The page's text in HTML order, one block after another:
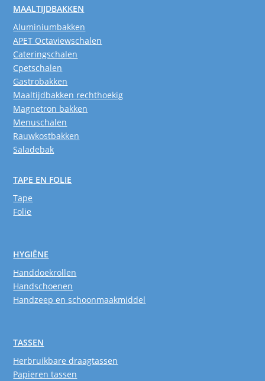
MAALTIJDBAKKEN
Aluminiumbakken
APET Octaviewschalen
Cateringschalen
Cpetschalen
Gastrobakken
Maaltijdbakken rechthoekig
Magnetron bakken
Menuschalen
Rauwkostbakken
Saladebak
TAPE EN FOLIE
Tape
Folie
HYGIËNE
Handdoekrollen
Handschoenen
Handzeep en schoonmaakmiddel
TASSEN
Herbruikbare draagtassen
Papieren tassen